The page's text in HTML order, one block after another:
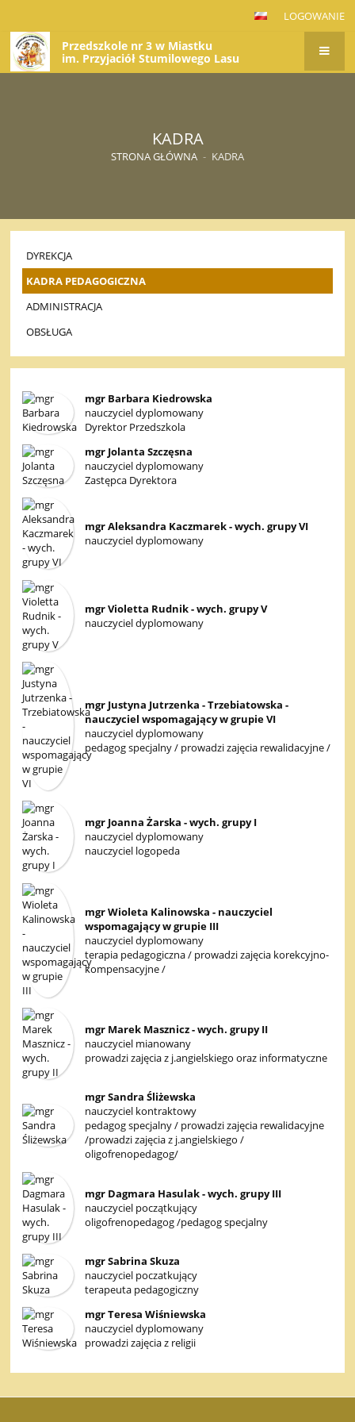
LOGOWANIE
Przedszkole nr 3 w Miastku
im. Przyjaciół Stumilowego Lasu
KADRA
STRONA GŁÓWNA - KADRA
DYREKCJA
KADRA PEDAGOGICZNA
ADMINISTRACJA
OBSŁUGA
mgr Barbara Kiedrowska
nauczyciel dyplomowany
Dyrektor Przedszkola
mgr Jolanta Szczęsna
nauczyciel dyplomowany
Zastępca Dyrektora
mgr Aleksandra Kaczmarek - wych. grupy VI
nauczyciel dyplomowany
mgr Violetta Rudnik - wych. grupy V
nauczyciel dyplomowany
mgr Justyna Jutrzenka - Trzebiatowska -
nauczyciel wspomagający w grupie VI
nauczyciel dyplomowany
pedagog specjalny / prowadzi zajęcia rewalidacyjne /
mgr Joanna Żarska - wych. grupy I
nauczyciel dyplomowany
nauczyciel logopeda
mgr Wioleta Kalinowska - nauczyciel
wspomagający w grupie III
nauczyciel dyplomowany
terapia pedagogiczna / prowadzi zajęcia korekcyjno-
kompensacyjne /
mgr Marek Masznicz - wych. grupy II
nauczyciel mianowany
prowadzi zajęcia z j.angielskiego oraz informatyczne
mgr Sandra Śliżewska
nauczyciel kontraktowy
pedagog specjalny / prowadzi zajęcia rewalidacyjne
/prowadzi zajęcia z j.angielskiego /
oligofrenopedagog/
mgr Dagmara Hasulak - wych. grupy III
nauczyciel początkujący
oligofrenopedagog /pedagog specjalny
mgr Sabrina Skuza
nauczyciel poczatkujący
terapeuta pedagogiczny
mgr Teresa Wiśniewska
nauczyciel dyplomowany
prowadzi zajęcia z religii